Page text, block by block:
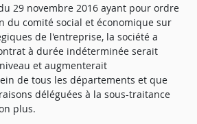
29 novembre 2016 ayant pour ordre
du comité social et économique sur
de l'entreprise, la société a
à durée indéterminée serait
et augmenterait
de tous les départements et que
déléguées à la sous-traitance
plus.